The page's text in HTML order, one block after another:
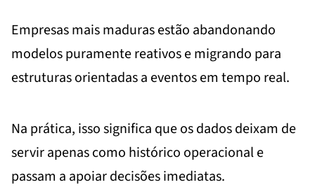
Empresas mais maduras estão abandonando
modelos puramente reativos e migrando para
estruturas orientadas a eventos em tempo real.
Na prática, isso significa que os dados deixam de
servir apenas como histórico operacional e
passam a apoiar decisões imediatas.